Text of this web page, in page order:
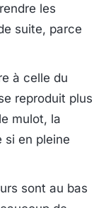
les
suite, parce
à celle du
reproduit plus
mulot, la
si en pleine
sont au bas